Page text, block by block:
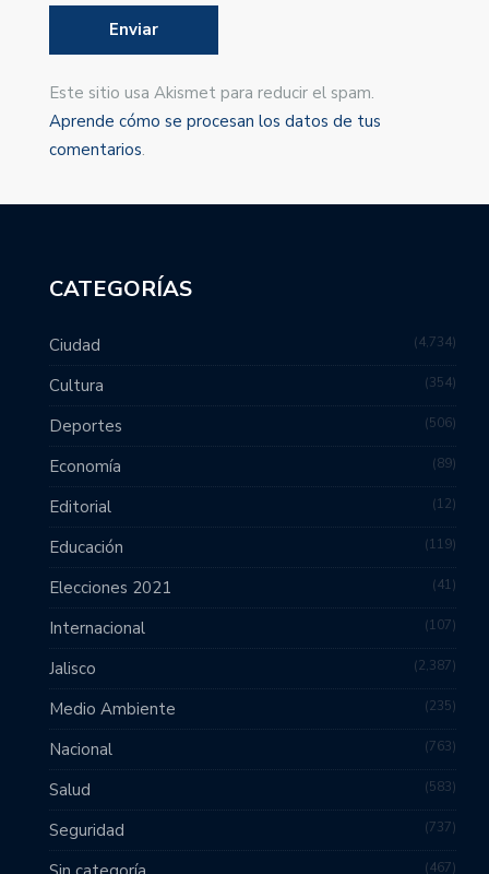
Este sitio usa Akismet para reducir el spam.
Aprende cómo se procesan los datos de tus
comentarios.
CATEGORÍAS
Ciudad 4,734
Cultura 354
Deportes 506
Economía 89
Editorial 12
Educación 119
Elecciones 2021 41
Internacional 107
Jalisco 2,387
Medio Ambiente 235
Nacional 763
Salud 583
Seguridad 737
467